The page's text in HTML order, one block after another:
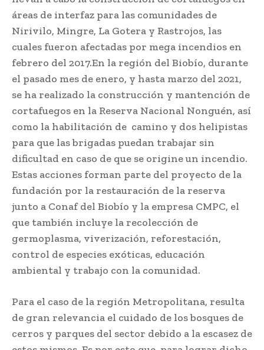
áreas de interfaz para las comunidades de
Nirivilo, Mingre, La Gotera y Rastrojos, las
cuales fueron afectadas por mega incendios en
febrero del 2017.En la región del Biobío, durante
el pasado mes de enero, y hasta marzo del 2021,
se ha realizado la construcción y mantención de
cortafuegos en la Reserva Nacional Nonguén, así
como la habilitación de camino y dos helipistas
para que las brigadas puedan trabajar sin
dificultad en caso de que se origine un incendio.
Estas acciones forman parte del proyecto de la
fundación por la restauración de la reserva
junto a Conaf del Biobío y la empresa CMPC, el
que también incluye la recolección de
germoplasma, viverización, reforestación,
control de especies exóticas, educación
ambiental y trabajo con la comunidad.
Para el caso de la región Metropolitana, resulta
de gran relevancia el cuidado de los bosques de
cerros y parques del sector debido a la escasez de